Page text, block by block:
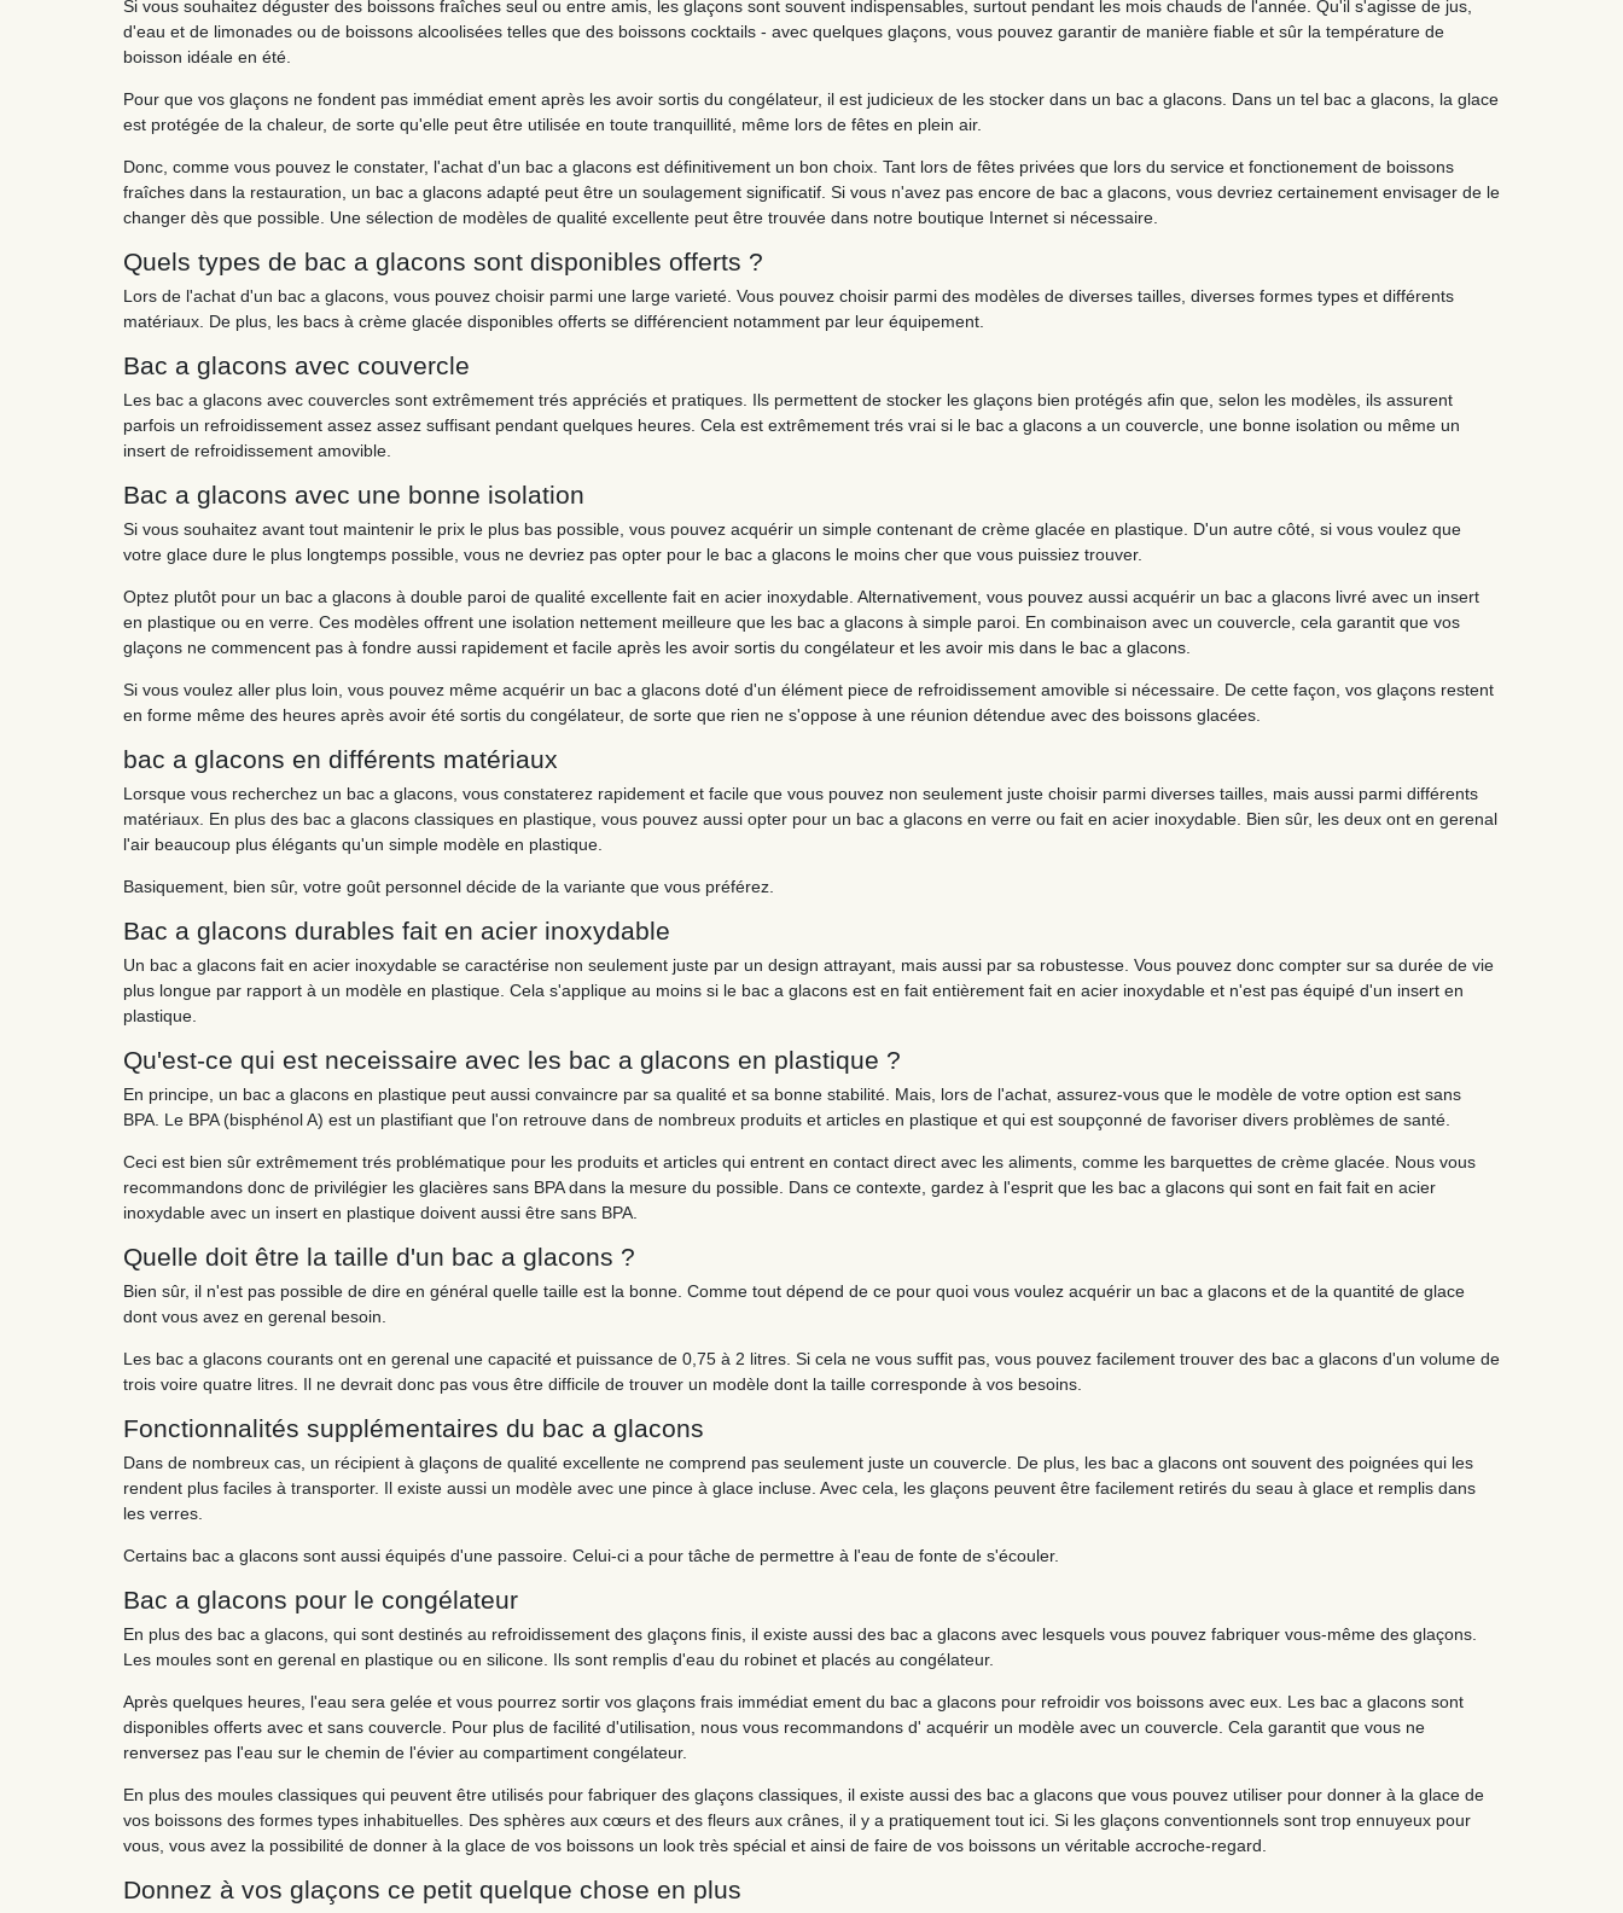
Si vous souhaitez déguster des boissons fraîches seul ou entre amis, les glaçons sont souvent indispensables, surtout pendant les mois chauds de l'année. Qu'il s'agisse de jus,
d'eau et de limonades ou de boissons alcoolisées telles que des boissons cocktails - avec quelques glaçons, vous pouvez garantir de manière fiable et sûr la température de
boisson idéale en été.
Pour que vos glaçons ne fondent pas immédiat ement après les avoir sortis du congélateur, il est judicieux de les stocker dans un bac a glacons. Dans un tel bac a glacons, la glace
est protégée de la chaleur, de sorte qu'elle peut être utilisée en toute tranquillité, même lors de fêtes en plein air.
Donc, comme vous pouvez le constater, l'achat d'un bac a glacons est définitivement un bon choix. Tant lors de fêtes privées que lors du service et fonctionement de boissons
fraîches dans la restauration, un bac a glacons adapté peut être un soulagement significatif. Si vous n'avez pas encore de bac a glacons, vous devriez certainement envisager de le
changer dès que possible. Une sélection de modèles de qualité excellente peut être trouvée dans notre boutique Internet si nécessaire.
Quels types de bac a glacons sont disponibles offerts ?
Lors de l'achat d'un bac a glacons, vous pouvez choisir parmi une large varieté. Vous pouvez choisir parmi des modèles de diverses tailles, diverses formes types et différents
matériaux. De plus, les bacs à crème glacée disponibles offerts se différencient notamment par leur équipement.
Bac a glacons avec couvercle
Les bac a glacons avec couvercles sont extrêmement trés appréciés et pratiques. Ils permettent de stocker les glaçons bien protégés afin que, selon les modèles, ils assurent
parfois un refroidissement assez assez suffisant pendant quelques heures. Cela est extrêmement trés vrai si le bac a glacons a un couvercle, une bonne isolation ou même un
insert de refroidissement amovible.
Bac a glacons avec une bonne isolation
Si vous souhaitez avant tout maintenir le prix le plus bas possible, vous pouvez acquérir un simple contenant de crème glacée en plastique. D'un autre côté, si vous voulez que
votre glace dure le plus longtemps possible, vous ne devriez pas opter pour le bac a glacons le moins cher que vous puissiez trouver.
Optez plutôt pour un bac a glacons à double paroi de qualité excellente fait en acier inoxydable. Alternativement, vous pouvez aussi acquérir un bac a glacons livré avec un insert
en plastique ou en verre. Ces modèles offrent une isolation nettement meilleure que les bac a glacons à simple paroi. En combinaison avec un couvercle, cela garantit que vos
glaçons ne commencent pas à fondre aussi rapidement et facile après les avoir sortis du congélateur et les avoir mis dans le bac a glacons.
Si vous voulez aller plus loin, vous pouvez même acquérir un bac a glacons doté d'un élément piece de refroidissement amovible si nécessaire. De cette façon, vos glaçons restent
en forme même des heures après avoir été sortis du congélateur, de sorte que rien ne s'oppose à une réunion détendue avec des boissons glacées.
bac a glacons en différents matériaux
Lorsque vous recherchez un bac a glacons, vous constaterez rapidement et facile que vous pouvez non seulement juste choisir parmi diverses tailles, mais aussi parmi différents
matériaux. En plus des bac a glacons classiques en plastique, vous pouvez aussi opter pour un bac a glacons en verre ou fait en acier inoxydable. Bien sûr, les deux ont en gerenal
l'air beaucoup plus élégants qu'un simple modèle en plastique.
Basiquement, bien sûr, votre goût personnel décide de la variante que vous préférez.
Bac a glacons durables fait en acier inoxydable
Un bac a glacons fait en acier inoxydable se caractérise non seulement juste par un design attrayant, mais aussi par sa robustesse. Vous pouvez donc compter sur sa durée de vie
plus longue par rapport à un modèle en plastique. Cela s'applique au moins si le bac a glacons est en fait entièrement fait en acier inoxydable et n'est pas équipé d'un insert en
plastique.
Qu'est-ce qui est neceissaire avec les bac a glacons en plastique ?
En principe, un bac a glacons en plastique peut aussi convaincre par sa qualité et sa bonne stabilité. Mais, lors de l'achat, assurez-vous que le modèle de votre option est sans
BPA. Le BPA (bisphénol A) est un plastifiant que l'on retrouve dans de nombreux produits et articles en plastique et qui est soupçonné de favoriser divers problèmes de santé.
Ceci est bien sûr extrêmement trés problématique pour les produits et articles qui entrent en contact direct avec les aliments, comme les barquettes de crème glacée. Nous vous
recommandons donc de privilégier les glacières sans BPA dans la mesure du possible. Dans ce contexte, gardez à l'esprit que les bac a glacons qui sont en fait fait en acier
inoxydable avec un insert en plastique doivent aussi être sans BPA.
Quelle doit être la taille d'un bac a glacons ?
Bien sûr, il n'est pas possible de dire en général quelle taille est la bonne. Comme tout dépend de ce pour quoi vous voulez acquérir un bac a glacons et de la quantité de glace
dont vous avez en gerenal besoin.
Les bac a glacons courants ont en gerenal une capacité et puissance de 0,75 à 2 litres. Si cela ne vous suffit pas, vous pouvez facilement trouver des bac a glacons d'un volume de
trois voire quatre litres. Il ne devrait donc pas vous être difficile de trouver un modèle dont la taille corresponde à vos besoins.
Fonctionnalités supplémentaires du bac a glacons
Dans de nombreux cas, un récipient à glaçons de qualité excellente ne comprend pas seulement juste un couvercle. De plus, les bac a glacons ont souvent des poignées qui les
rendent plus faciles à transporter. Il existe aussi un modèle avec une pince à glace incluse. Avec cela, les glaçons peuvent être facilement retirés du seau à glace et remplis dans
les verres.
Certains bac a glacons sont aussi équipés d'une passoire. Celui-ci a pour tâche de permettre à l'eau de fonte de s'écouler.
Bac a glacons pour le congélateur
En plus des bac a glacons, qui sont destinés au refroidissement des glaçons finis, il existe aussi des bac a glacons avec lesquels vous pouvez fabriquer vous-même des glaçons.
Les moules sont en gerenal en plastique ou en silicone. Ils sont remplis d'eau du robinet et placés au congélateur.
Après quelques heures, l'eau sera gelée et vous pourrez sortir vos glaçons frais immédiat ement du bac a glacons pour refroidir vos boissons avec eux. Les bac a glacons sont
disponibles offerts avec et sans couvercle. Pour plus de facilité d'utilisation, nous vous recommandons d' acquérir un modèle avec un couvercle. Cela garantit que vous ne
renversez pas l'eau sur le chemin de l'évier au compartiment congélateur.
En plus des moules classiques qui peuvent être utilisés pour fabriquer des glaçons classiques, il existe aussi des bac a glacons que vous pouvez utiliser pour donner à la glace de
vos boissons des formes types inhabituelles. Des sphères aux cœurs et des fleurs aux crânes, il y a pratiquement tout ici. Si les glaçons conventionnels sont trop ennuyeux pour
vous, vous avez la possibilité de donner à la glace de vos boissons un look très spécial et ainsi de faire de vos boissons un véritable accroche-regard.
Donnez à vos glaçons ce petit quelque chose en plus